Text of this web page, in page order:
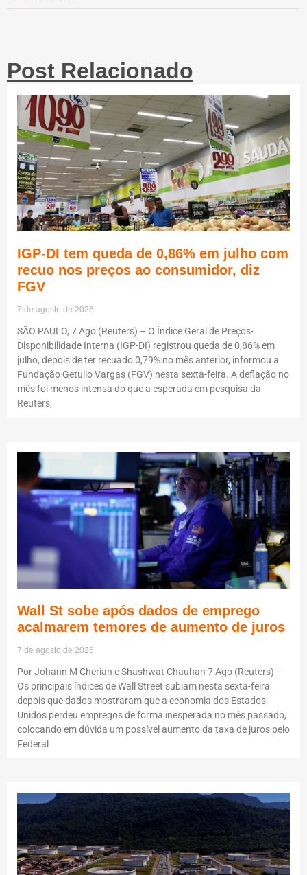
Post Relacionado
IGP-DI tem queda de 0,86% em julho com
recuo nos preços ao consumidor, diz
FGV
7 de agosto de 2026
SÃO PAULO, 7 Ago (Reuters) – O Índice Geral de Preços-
Disponibilidade Interna (IGP-DI) registrou queda de 0,86% em
julho, depois de ter recuado 0,79% no mês anterior, informou a
Fundação Getulio Vargas (FGV) nesta sexta-feira. A deflação no
mês foi menos intensa do que a esperada em pesquisa da
Reuters,
Wall St sobe após dados de emprego
acalmarem temores de aumento de juros
7 de agosto de 2026
Por Johann M Cherian e Shashwat Chauhan 7 Ago (Reuters) –
Os principais índices de Wall Street subiam nesta sexta-feira
depois que dados mostraram que a economia dos Estados
Unidos perdeu empregos de forma inesperada no mês passado,
colocando em dúvida um possível aumento da taxa de juros pelo
Federal